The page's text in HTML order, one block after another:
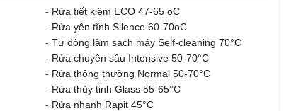
- Rửa tiết kiệm ECO 47-65 oC
- Rửa yên tĩnh Silence 60-70oC
- Tự động làm sạch máy Self-cleaning 70°C
- Rửa chuyên sâu Intensive 50-70°C
- Rửa thông thường Normal 50-70°C
- Rửa thủy tinh Glass 55-65°C
- Rửa nhanh Rapit 45°C